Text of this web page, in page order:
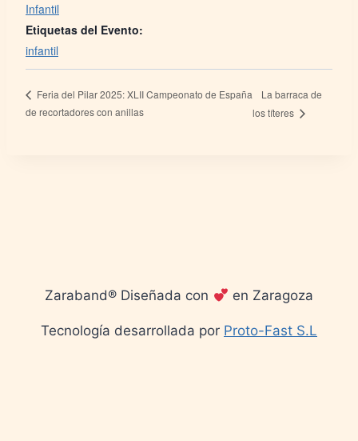
Infantil
Etiquetas del Evento:
infantil
Feria del Pilar 2025: XLII Campeonato de España
de recortadores con anillas
La barraca de
los títeres
Zaraband® Diseñada con en Zaragoza
Tecnología desarrollada por Proto-Fast S.L